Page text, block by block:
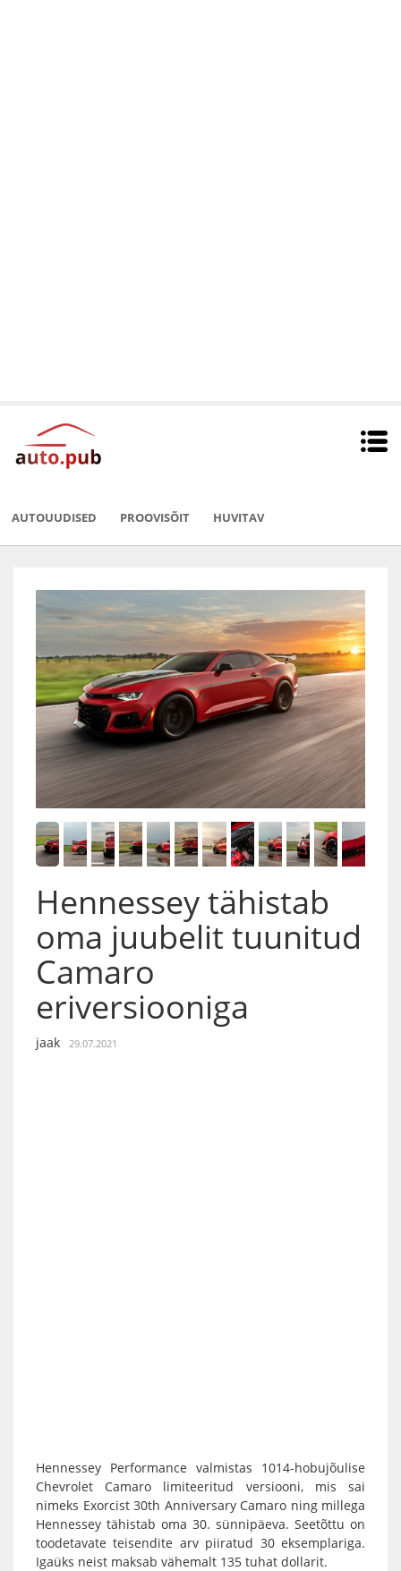
AUTOUUDISED PROOVISÕIT HUVITAV
Hennessey tähistab
oma juubelit tuunitud
Camaro
eriversiooniga
jaak 29.07.2021
Hennessey Performance valmistas 1014-hobujõulise
Chevrolet Camaro limiteeritud versiooni, mis sai
nimeks Exorcist 30th Anniversary Camaro ning millega
Hennessey tähistab oma 30. sünnipäeva. Seetõttu on
toodetavate teisendite arv piiratud 30 eksemplariga.
Igaüks neist maksab vähemalt 135 tuhat dollarit.